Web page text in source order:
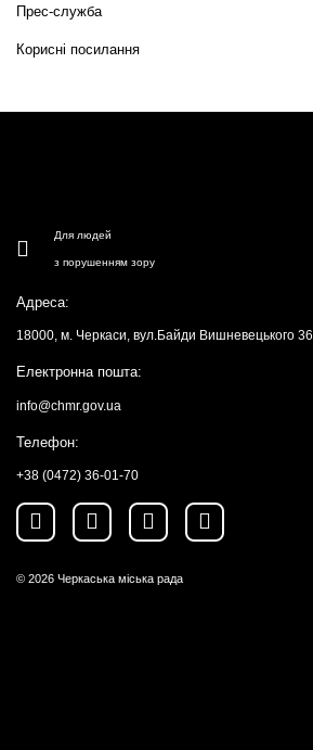
Прес-служба
Корисні посилання
Для людей
з порушенням зору
Адреса:
18000, м. Черкаси, вул.Байди Вишневецького 36
Електронна пошта:
info@chmr.gov.ua
Телефон:
+38 (0472) 36-01-70
© 2026 Черкаська міська рада